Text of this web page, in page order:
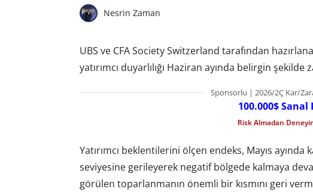
Nesrin Zaman
UBS ve CFA Society Switzerland tarafından
yatırımcı duyarlılığı Haziran ayında belirgin şekilde
Sponsorlu | 2026/2Ç Kar/
100.000$ Sanal
Risk Almadan
Yatırımcı beklentilerini ölçen endeks, Mayıs
seviyesine gerileyerek negatif bölgede kalmaya
görülen toparlanmanın önemli bir kısmını geri